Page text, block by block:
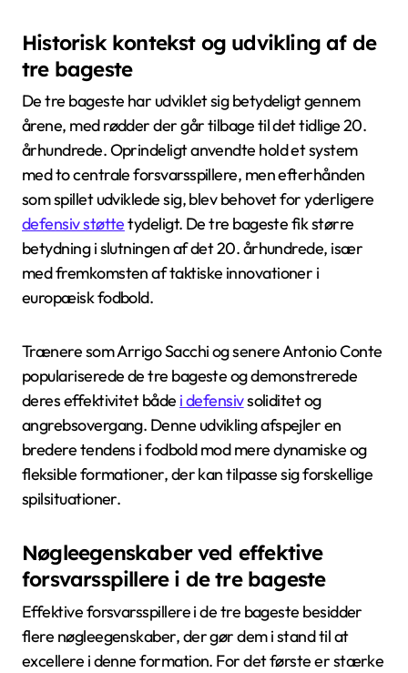
Historisk kontekst og udvikling af de
tre bageste
De tre bageste har udviklet sig betydeligt gennem
årene, med rødder der går tilbage til det tidlige 20.
århundrede. Oprindeligt anvendte hold et system
med to centrale forsvarsspillere, men efterhånden
som spillet udviklede sig, blev behovet for yderligere
defensiv støttetydeligt. De tre bageste fik større
betydning i slutningen af det 20. århundrede, især
med fremkomsten af taktiske innovationer i
europæisk fodbold.
Trænere som Arrigo Sacchi og senere Antonio Conte
populariserede de tre bageste og demonstrerede
deres effektivitet både i defensivsoliditet og
angrebsovergang. Denne udvikling afspejler en
bredere tendens i fodbold mod mere dynamiske og
fleksible formationer, der kan tilpasse sig forskellige
spilsituationer.
Nøgleegenskaber ved effektive
forsvarsspillere i de tre bageste
Effektive forsvarsspillere i de tre bageste besidder
flere nøgleegenskaber, der gør dem i stand til at
excellere i denne formation. For det første er stærke